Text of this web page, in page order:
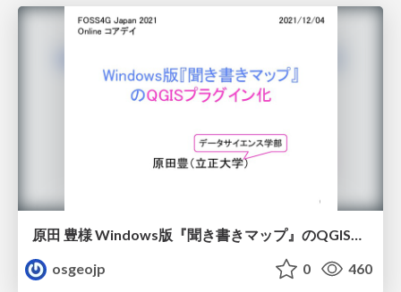
原田 豊様 Windows版『聞き書きマップ』のQGISプラグイン化
osgeojp
0 460